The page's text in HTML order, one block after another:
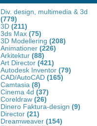
Div. design, multimedia & 3d
(779)
3D (211)
3ds Max (75)
3D Modellering (208)
Animationer (226)
Arkitektur (88)
Art Director (421)
Autodesk Inventor (79)
CAD/AutoCAD (165)
Camtasia (8)
Cinema 4d (37)
Coreldraw (26)
Dinero Faktura-design (9)
Director (21)
Dreamweaver (154)